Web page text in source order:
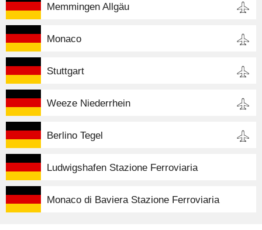
Memmingen Allgäu
Monaco
Stuttgart
Weeze Niederrhein
Berlino Tegel
Ludwigshafen Stazione Ferroviaria
Monaco di Baviera Stazione Ferroviaria